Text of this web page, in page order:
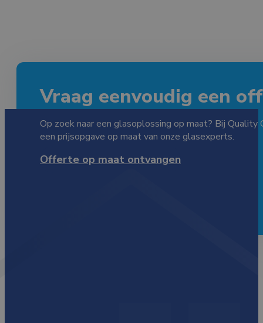
Vraag eenvoudig een
Op zoek naar een glasoplossing op maat? Bij
een prijsopgave op maat van onze glasexperts.
Offerte op maat ontvangen